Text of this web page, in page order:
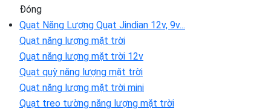
Đóng
Quạt Năng Lượng Quạt Jindian 12v, 9v...
Quạt năng lượng mặt trời
Quạt năng lượng mặt trời 12v
Quạt quỳ năng lượng mặt trời
Quạt năng lượng mặt trời mini
Quạt treo tường năng lượng mặt trời